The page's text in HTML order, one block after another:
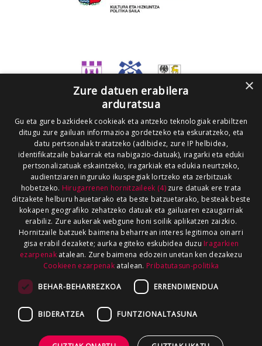
×
Zure datuen erabilera
arduratsua
Gu eta gure bazkideek cookieak eta antzeko teknologiak erabiltzen
ditugu zure gailuan informazioa gordetzeko eta eskuratzeko, eta
datu pertsonalak tratatzeko (adibidez, zure IP helbidea,
identifikatzaile bakarrak eta nabigazio-datuak), iragarki eta eduki
pertsonalizatuak eskaintzeko, iragarkiak eta edukia neurtzeko,
audientziaren inguruko ikuspegiak lortzeko eta zerbitzuak
hobetzeko. Hirugarrenen hornitzaileek (4)zure datuak ere trata
ditzakete helburu hauetarako eta beste batzuetarako, besteak beste
kokapen geografiko zehatzeko datuak eta gailuaren ezaugarriak
erabiliz. Zure aukerak webgune honi soilik aplikatzen zaizkio.
Hornitzaile batzuek baimena beharrean interes legitimoa oinarri
gisa erabil dezakete; aurka egiteko eskubidea duzu Iragarkien
ezarpenakatalean. Zure baimena edozein unetan ken dezakezu
Cookieen ezarpenak atalean. Pribatutasun-politika
BEHAR-BEHARREZKOA ERRENDIMENDUA
BIDERATZEA FUNTZIONALTASUNA